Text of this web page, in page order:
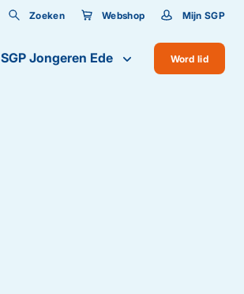
Zoeken Webshop Mijn SGP
Word lid
SGP Jongeren Ede